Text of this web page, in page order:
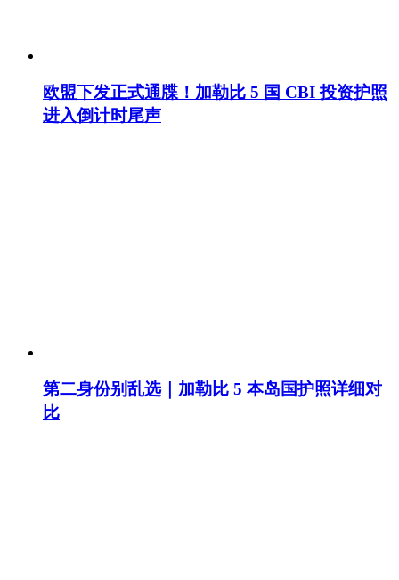
欧盟下发正式通牒！加勒比 5 国 CBI 投资护照
进入倒计时尾声
第二身份别乱选｜加勒比 5 本岛国护照详细对
比